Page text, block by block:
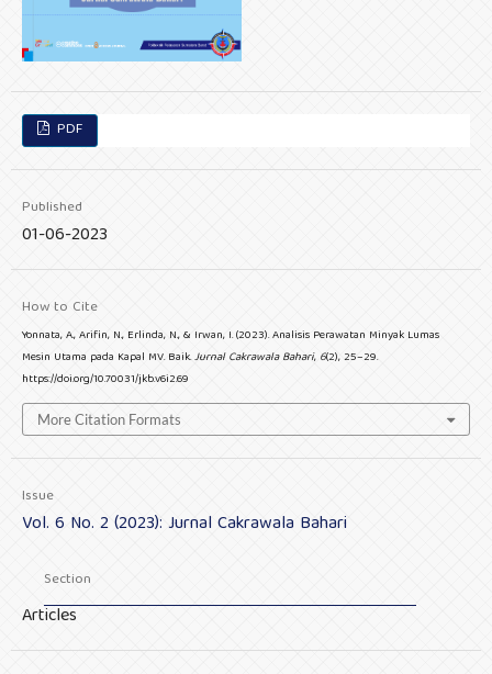
PDF
Published
01-06-2023
How to Cite
Yonnata, A., Arifin, N., Erlinda, N., & Irwan, I. (2023). Analisis Perawatan Minyak Lumas
Mesin Utama pada Kapal MV. Baik.Jurnal Cakrawala Bahari, 6(2), 25–29.
https://doi.org/10.70031/jkb.v6i2.69
More Citation Formats
Issue
Vol. 6 No. 2 (2023): Jurnal Cakrawala Bahari
Section
Articles